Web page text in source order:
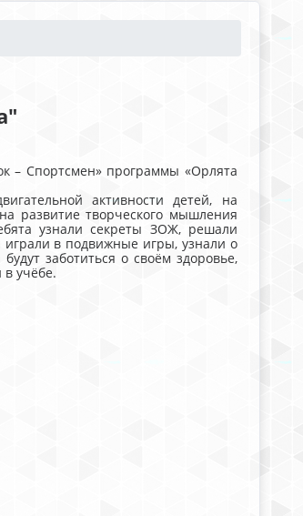
– Спортсмен» программы «Орлята
активности детей, на
развитие творческого мышления
узнали секреты ЗОЖ, решали
в подвижные игры, узнали о
заботиться о своём здоровье,
в учёбе.